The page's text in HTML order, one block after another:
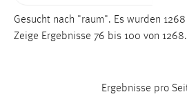
Gesucht nach "raum". Es wurden
Zeige Ergebnisse 76 bis 100 von 1268.
Ergebnisse pro
Name:
Dieser Cookie speichert die